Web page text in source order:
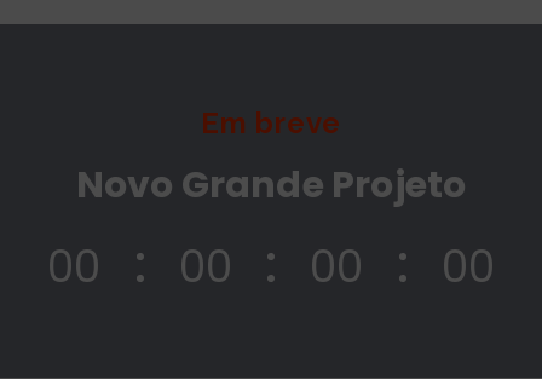
Em breve
Novo Grande Projeto
00 00 00 00